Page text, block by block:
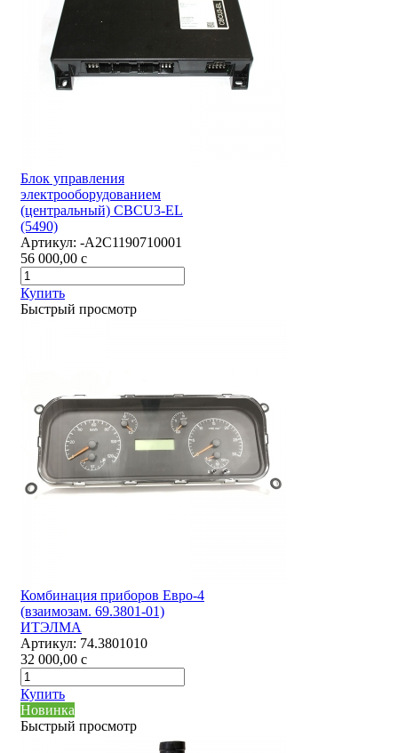
Блок управления
электрооборудованием
(центральный) CBCU3-EL
(5490)
Артикул: -А2С1190710001
56 000,00 c
Купить
Быстрый просмотр
Комбинация приборов Евро-4
(взаимозам. 69.3801-01)
ИТЭЛМА
Артикул: 74.3801010
32 000,00 c
Купить
Новинка
Быстрый просмотр